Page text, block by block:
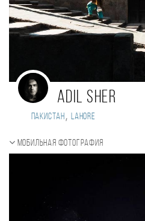
Adil Sher
Пакистан , Lahore
Мобильная фотография